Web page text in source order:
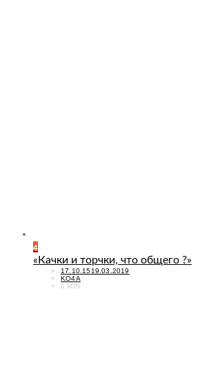
4
«Качки и торчки, что общего ?»
POSTED
ON
17.10.1519.03.2019
KO4A
6 MIN